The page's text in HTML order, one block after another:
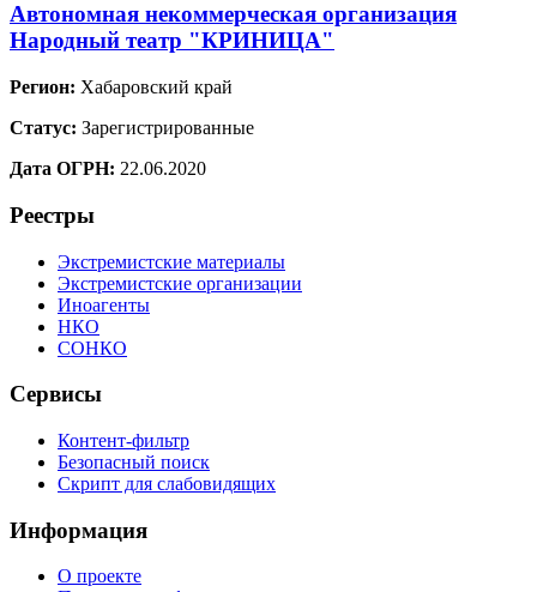
Автономная некоммерческая организация
Народный театр "КРИНИЦА"
Регион: Хабаровский край
Статус: Зарегистрированные
Дата ОГРН: 22.06.2020
Реестры
Экстремистские материалы
Экстремистские организации
Иноагенты
НКО
СОНКО
Сервисы
Контент-фильтр
Безопасный поиск
Скрипт для слабовидящих
Информация
О проекте